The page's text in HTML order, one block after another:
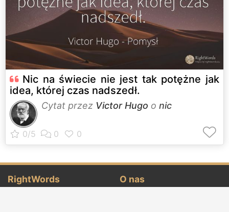
Nic na świecie nie jest tak potężne jak
idea, której czas nadszedł.
Cytat przez Victor Hugo o nic
RightWords O nas